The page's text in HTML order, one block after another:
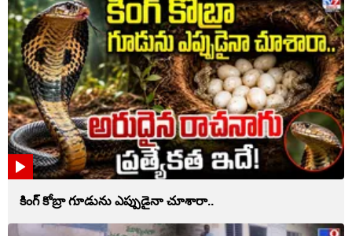
కింగ్ కోబ్రా గూడును ఎప్పుడైనా చూశారా..